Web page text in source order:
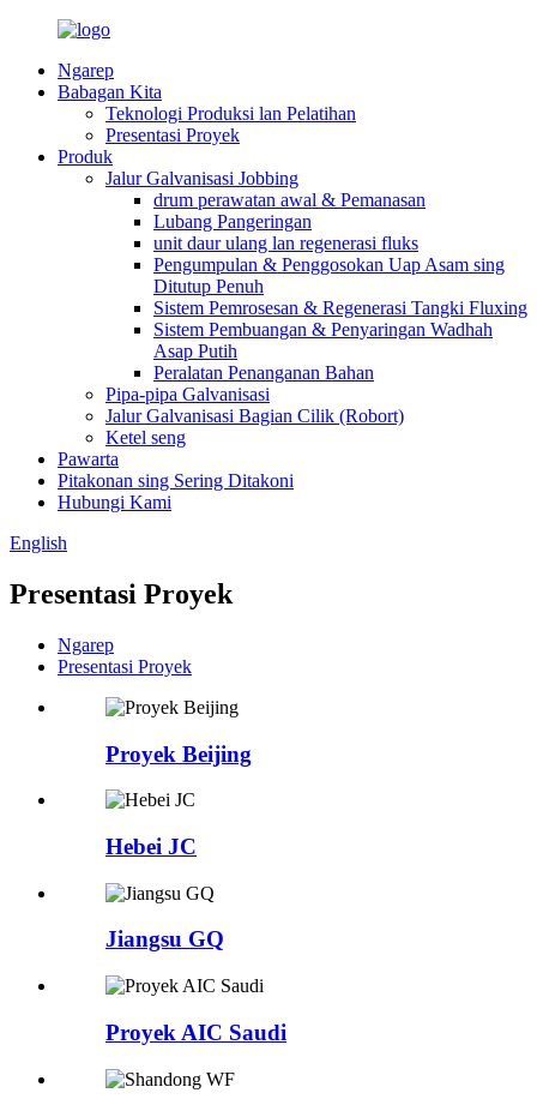
Ngarep
Babagan Kita
Teknologi Produksi lan Pelatihan
Presentasi Proyek
Produk
Jalur Galvanisasi Jobbing
drum perawatan awal & Pemanasan
Lubang Pangeringan
unit daur ulang lan regenerasi fluks
Pengumpulan & Penggosokan Uap Asam sing
Ditutup Penuh
Sistem Pemrosesan & Regenerasi Tangki Fluxing
Sistem Pembuangan & Penyaringan Wadhah
Asap Putih
Peralatan Penanganan Bahan
Pipa-pipa Galvanisasi
Jalur Galvanisasi Bagian Cilik (Robort)
Ketel seng
Pawarta
Pitakonan sing Sering Ditakoni
Hubungi Kami
English
Presentasi Proyek
Ngarep
Presentasi Proyek
Proyek Beijing
Hebei JC
Jiangsu GQ
Proyek AIC Saudi